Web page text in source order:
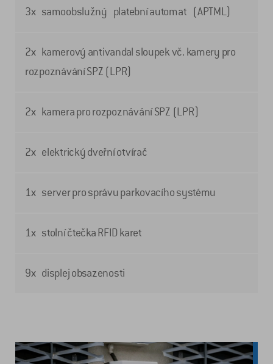
3x samoobslužný platební automat (APTML)
2x kamerový antivandal sloupek vč. kamery pro
rozpoznávání SPZ (LPR)
2x kamera pro rozpoznávání SPZ (LPR)
2x elektrický dveřní otvírač
1x server pro správu parkovacího systému
1x stolní čtečka RFID karet
9x displej obsazenosti